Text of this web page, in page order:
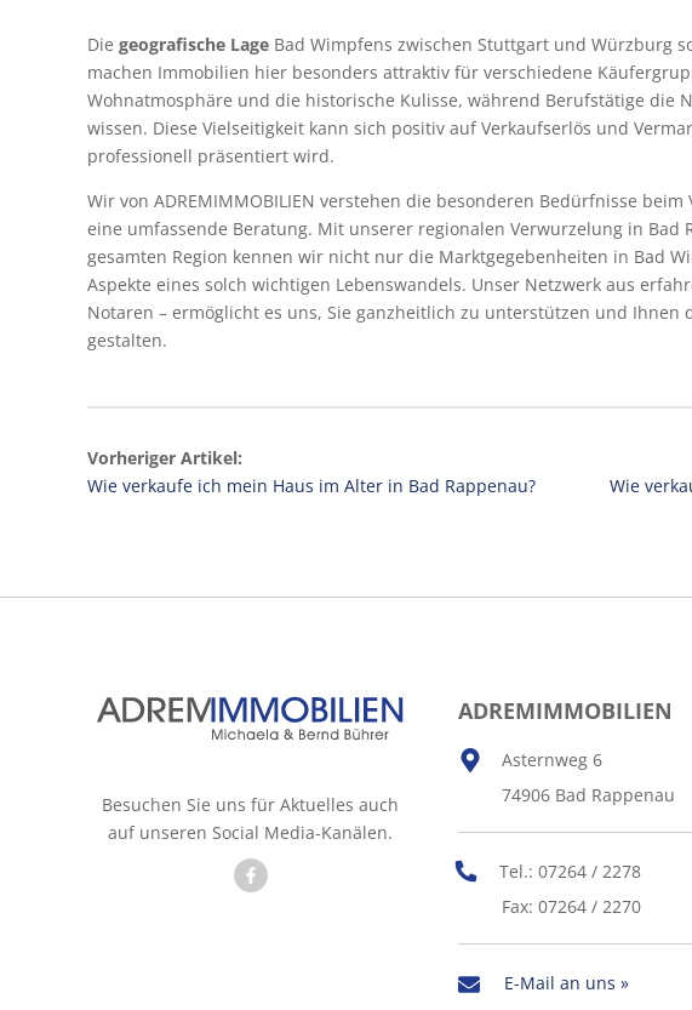
Die geografische Lage Bad Wimpfens zwischen Stuttgart und Würzburg
machen Immobilien hier besonders attraktiv für verschiedene
Wohnatmosphäre und die historische Kulisse, während Berufstätige die
wissen. Diese Vielseitigkeit kann sich positiv auf Verkaufserlös und
professionell präsentiert wird.
Wir von ADREMIMMOBILIEN verstehen die besonderen Bedürfnisse
eine umfassende Beratung. Mit unserer regionalen Verwurzelung in
gesamten Region kennen wir nicht nur die Marktgegebenheiten in Bad
Aspekte eines solch wichtigen Lebenswandels. Unser Netzwerk aus
Notaren – ermöglicht es uns, Sie ganzheitlich zu unterstützen und Ihnen
gestalten.
Vorheriger Artikel:
Wie verkaufe ich mein Haus im Alter in Bad Rappenau?
Wie
Besuchen Sie uns für Aktuelles auch
auf unseren Social Media-Kanälen.
ADREMIMMOBILIEN
Asternweg 6
74906 Bad Rappenau
Tel.: 07264 / 2278
Fax: 07264 / 2270
E-Mail an uns »